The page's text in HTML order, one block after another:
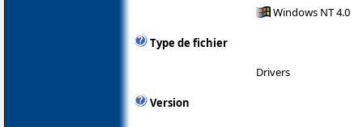
Windows NT 4.0
Type de fichier
Drivers
Version